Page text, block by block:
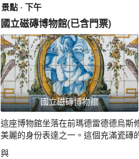
景點 · 下午
國立磁磚博物館(已含門票)
國立磁磚博物館
這座博物館坐落在前瑪德雷德德烏斯
美麗的身份表達之一。這個充滿瓷磚
與